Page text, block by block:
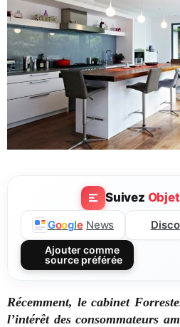
Suivez
Google News
Ajouter comme
source préférée
Récemment, le cabinet
l’intérêt des consommateurs